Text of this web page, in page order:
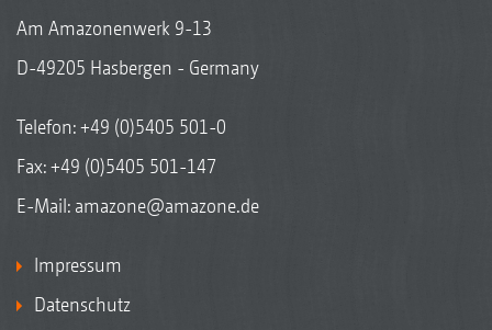
Am Amazonenwerk 9-13
D-49205 Hasbergen - Germany
Telefon:+49 (0)5405 501-0
Fax: +49 (0)5405 501-147
E-Mail: amazone@amazone.de
Impressum
Datenschutz